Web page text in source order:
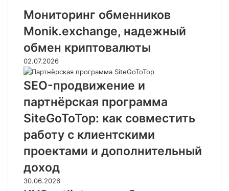
Мониторинг обменников
Monik.exchange, надежный
обмен криптовалюты
02.07.2026
SEO-продвижение и
партнёрская программа
SiteGoToTop: как совместить
работу с клиентскими
проектами и дополнительный
доход
30.06.2026